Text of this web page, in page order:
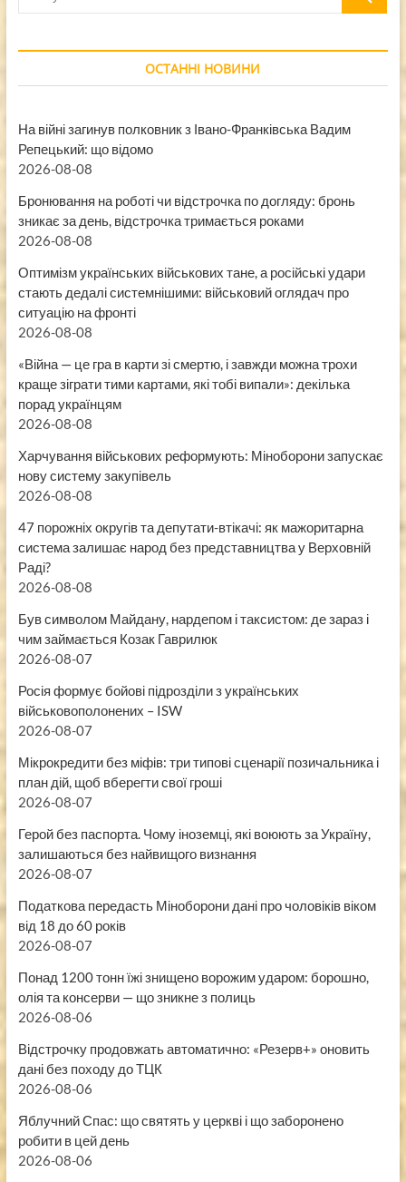
ОСТАННІ НОВИНИ
На війні загинув полковник з Івано-Франківська Вадим
Репецький: що відомо
2026-08-08
Бронювання на роботі чи відстрочка по догляду: бронь
зникає за день, відстрочка тримається роками
2026-08-08
Оптимізм українських військових тане, а російські удари
стають дедалі системнішими: військовий оглядач про
ситуацію на фронті
2026-08-08
«Війна — це гра в карти зі смертю, і завжди можна трохи
краще зіграти тими картами, які тобі випали»: декілька
порад українцям
2026-08-08
Харчування військових реформують: Міноборони запускає
нову систему закупівель
2026-08-08
47 порожніх округів та депутати-втікачі: як мажоритарна
система залишає народ без представництва у Верховній
Раді?
2026-08-08
Був символом Майдану, нардепом і таксистом: де зараз і
чим займається Козак Гаврилюк
2026-08-07
Росія формує бойові підрозділи з українських
військовополонених – ISW
2026-08-07
Мікрокредити без міфів: три типові сценарії позичальника і
план дій, щоб вберегти свої гроші
2026-08-07
Герой без паспорта. Чому іноземці, які воюють за Україну,
залишаються без найвищого визнання
2026-08-07
Податкова передасть Міноборони дані про чоловіків віком
від 18 до 60 років
2026-08-07
Понад 1200 тонн їжі знищено ворожим ударом: борошно,
олія та консерви — що зникне з полиць
2026-08-06
Відстрочку продовжать автоматично: «Резерв+» оновить
дані без походу до ТЦК
2026-08-06
Яблучний Спас: що святять у церкві і що заборонено
робити в цей день
2026-08-06